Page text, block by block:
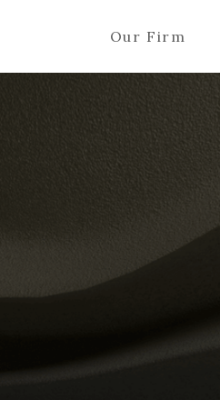
Our Firm